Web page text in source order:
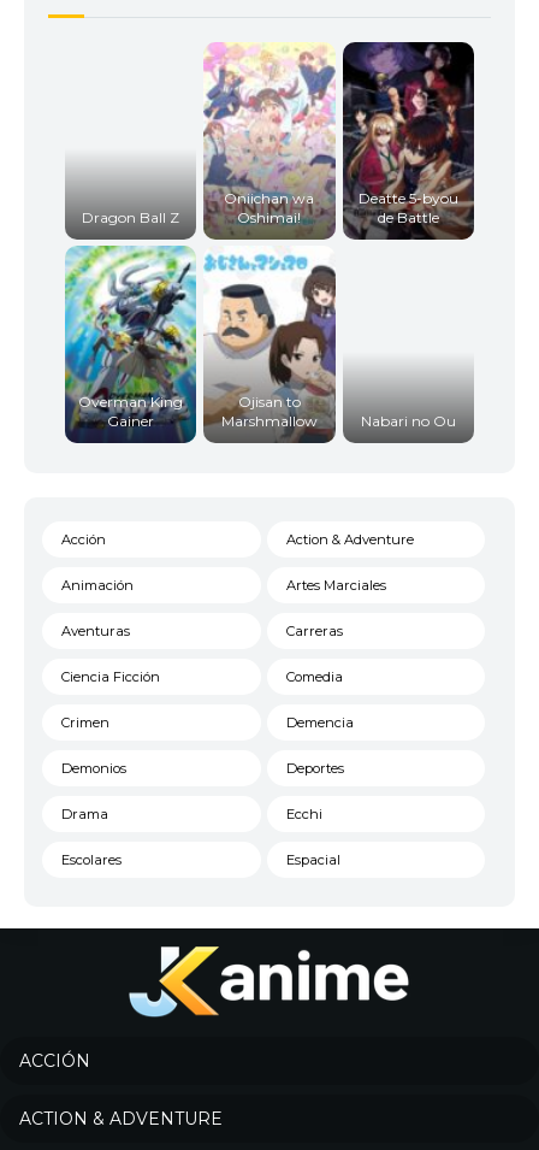
Dragon Ball Z
Oniichan wa
Oshimai!
Deatte 5-byou
de Battle
Overman King
Gainer
Ojisan to
Marshmallow
Nabari no Ou
Acción Action & Adventure
Animación Artes Marciales
Aventuras Carreras
Ciencia Ficción Comedia
Crimen Demencia
Demonios Deportes
Drama Ecchi
Escolares Espacial
Historico
Josei
ACCIÓN
ACTION & ADVENTURE